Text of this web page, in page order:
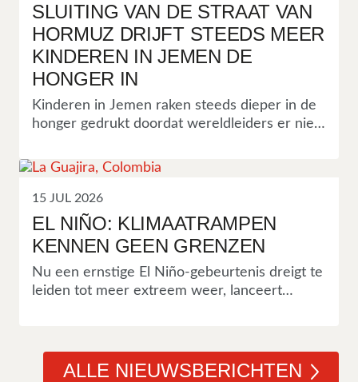
SLUITING VAN DE STRAAT VAN
HORMUZ DRIJFT STEEDS MEER
KINDEREN IN JEMEN DE
HONGER IN
Kinderen in Jemen raken steeds dieper in de
honger gedrukt doordat wereldleiders er niet
heropenen. Hiermee stijgen de kosten voor
voedsel en brandstof met als gevolg dat
gezinnen moeite hebben om te overleven in
een land dat al kampt met een van de ergste
voedselcrises ter wereld. “ Wereldleiders
moeten ophouden politiek te bedrijven met het
leven van kinderen,” aldus Rishana Haniffa,
landendirecteur van Save the Children in
15 JUL 2026
EL NIÑO: KLIMAATRAMPEN
KENNEN GEEN GRENZEN
Nu een ernstige El Niño-gebeurtenis dreigt te
leiden tot meer extreem weer, lanceert
levens te redden vóórdat klimaatrampen in
ALLE NIEUWSBERICHTEN